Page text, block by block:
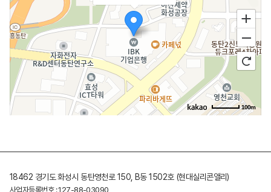
100m
18462 경기도 화성시 동탄영천로 150, B동 1502호 (현대실리콘앨리)
사업자등록번호 : 127-88-03090